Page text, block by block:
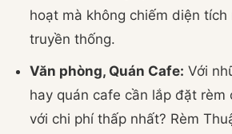
hoạt mà không chiếm diện tích
truyền thống.
Văn phòng, Quán Cafe: Với
hay quán cafe cần lắp đặt rèm
với chi phí thấp nhất? Rèm